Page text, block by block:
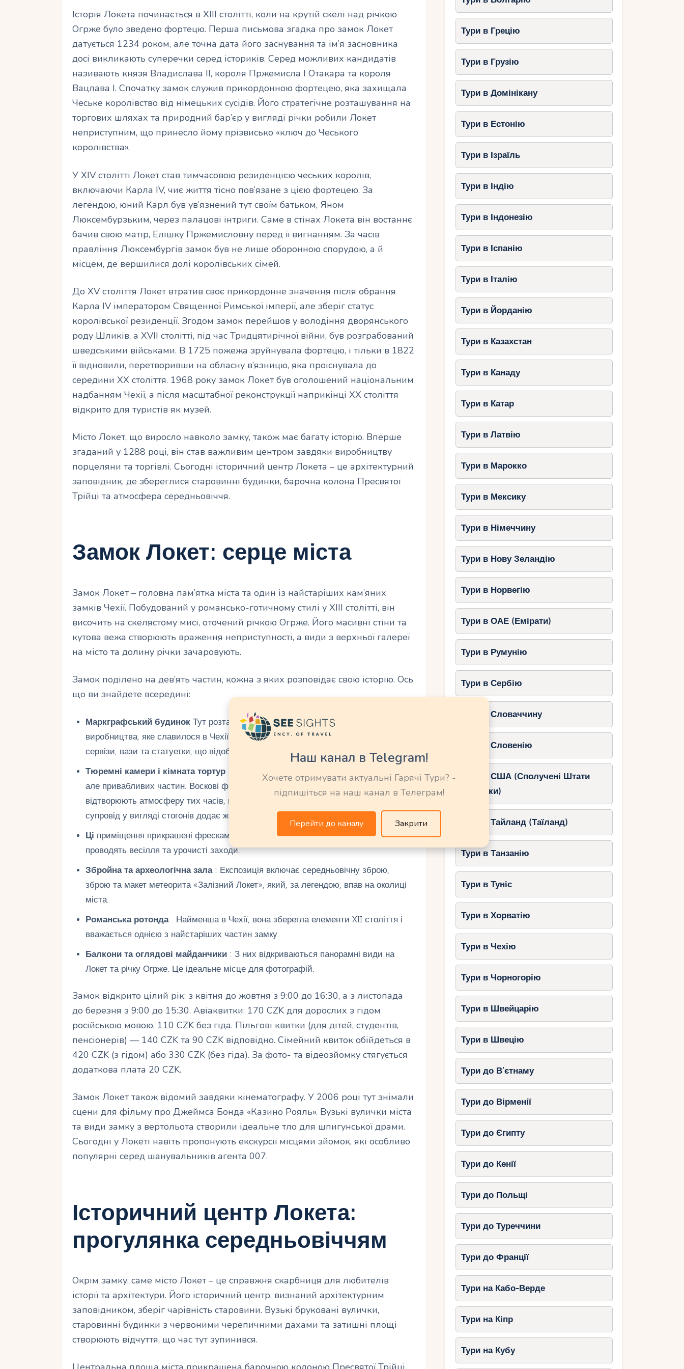
Історія Локета починається в XIII столітті, коли на крутій скелі над річкою
Огрже було зведено фортецю. Перша письмова згадка про замок Локет
датується 1234 роком, але точна дата його заснування та ім’я засновника
досі викликають суперечки серед істориків. Серед можливих кандидатів
називають князя Владислава II, короля Пржемисла I Отакара та короля
Вацлава I. Спочатку замок служив прикордонною фортецею, яка захищала
Чеське королівство від німецьких сусідів. Його стратегічне розташування на
торгових шляхах та природний бар’єр у вигляді річки робили Локет
неприступним, що принесло йому прізвисько «ключ до Чеського
королівства».
У XIV столітті Локет став тимчасовою резиденцією чеських королів,
включаючи Карла IV, чиє життя тісно пов’язане з цією фортецею. За
легендою, юний Карл був ув’язнений тут своїм батьком, Яном
Люксембурзьким, через палацові інтриги. Саме в стінах Локета він востаннє
бачив свою матір, Елішку Пржемисловну перед її вигнанням. За часів
правління Люксембургів замок був не лише оборонною спорудою, а й
місцем, де вершилися долі королівських сімей.
До XV століття Локет втратив своє прикордонне значення після обрання
Карла IV імператором Священної Римської імперії, але зберіг статус
королівської резиденції. Згодом замок перейшов у володіння дворянського
роду Шликів, а XVII столітті, під час Тридцятирічної війни, був розграбований
шведськими військами. В 1725 пожежа зруйнувала фортецю, і тільки в 1822
її відновили, перетворивши на обласну в’язницю, яка проіснувала до
середини XX століття. 1968 року замок Локет був оголошений національним
надбанням Чехії, а після масштабної реконструкції наприкінці XX століття
відкрито для туристів як музей.
Місто Локет, що виросло навколо замку, також має багату історію. Вперше
згаданий у 1288 році, він став важливим центром завдяки виробництву
порцеляни та торгівлі. Сьогодні історичний центр Локета – це архітектурний
заповідник, де збереглися старовинні будинки, барочна колона Пресвятої
Трійці та атмосфера середньовіччя.
Замок Локет: серце міста
Замок Локет – головна пам’ятка міста та один із найстаріших кам’яних
замків Чехії. Побудований у романсько-готичному стилі у XIII столітті, він
височить на скелястому мисі, оточений річкою Огрже. Його масивні стіни та
кутова вежа створюють враження неприступності, а види з верхньої галереї
на місто та долину річки зачаровують.
Замок поділено на дев’ять частин, кожна з яких розповідає свою історію. Ось
що ви знайдете всередині:
Маркграфський будинокТут розташована експозиція порцеляни локетського
виробництва, яке славилося в Чехії з XVIII століття. Колекція включає витончені
сервізи, вази та статуетки, що відображають майстерність місцевих ремісників.
Тюремні камери і кімната тортур: Підземелля замку – одна з найпохмуріших,
але привабливих частин. Воскові фігури та середньовічні знаряддя тортур
відтворюють атмосферу тих часів, коли Локет служив в’язницею. Музичний
супровід у вигляді стогонів додає жахів, але робить відвідування незабутнім.
Ці приміщення прикрашені фресками та меблями XVI століття. Сьогодні тут
проводять весілля та урочисті заходи.
Збройна та археологічна зала: Експозиція включає середньовічну зброю,
зброю та макет метеорита «Залізний Локет», який, за легендою, впав на околиці
міста.
Романська ротонда: Найменша в Чехії, вона зберегла елементи XII століття і
вважається однією з найстаріших частин замку.
Балкони та оглядові майданчики: З них відкриваються панорамні види на
Локет та річку Огрже. Це ідеальне місце для фотографій.
Замок відкрито цілий рік: з квітня до жовтня з 9:00 до 16:30, а з листопада
до березня з 9:00 до 15:30. Авіаквитки: 170 CZK для дорослих з гідом
російською мовою, 110 CZK без гіда. Пільгові квитки (для дітей, студентів,
пенсіонерів) — 140 CZK та 90 CZK відповідно. Сімейний квиток обійдеться в
420 CZK (з гідом) або 330 CZK (без гіда). За фото- та відеозйомку стягується
додаткова плата 20 CZK.
Замок Локет також відомий завдяки кінематографу. У 2006 році тут знімали
сцени для фільму про Джеймса Бонда «Казино Рояль». Вузькі вулички міста
та види замку з вертольота створили ідеальне тло для шпигунської драми.
Сьогодні у Локеті навіть пропонують екскурсії місцями зйомок, які особливо
популярні серед шанувальників агента 007.
Історичний центр Локета:
прогулянка середньовіччям
Окрім замку, саме місто Локет – це справжня скарбниця для любителів
історії та архітектури. Його історичний центр, визнаний архітектурним
заповідником, зберіг чарівність старовини. Вузькі бруковані вулички,
старовинні будинки з червоними черепичними дахами та затишні площі
створюють відчуття, що час тут зупинився.
Тури в Грецію
Тури в Грузію
Тури в Домінікану
Тури в Естонію
Тури в Ізраїль
Тури в Індію
Тури в Індонезію
Тури в Іспанію
Тури в Італію
Тури в Йорданію
Тури в Казахстан
Тури в Канаду
Тури в Катар
Тури в Латвію
Тури в Марокко
Тури в Мексику
Тури в Німеччину
Тури в Нову Зеландію
Тури в Норвегію
Тури в ОАЕ (Емірати)
Тури в Румунію
Тури в Сербію
Тури в Словаччину
Тури в Словенію
Тури в США (Сполучені Штати
Америки)
Тури в Тайланд (Таїланд)
Тури в Танзанію
Тури в Туніс
Тури в Хорватію
Тури в Чехію
Тури в Чорногорію
Тури в Швейцарію
Тури в Швецію
Тури до В’єтнаму
Тури до Вірменії
Тури до Єгипту
Тури до Кенії
Тури до Польщі
Тури до Туреччини
Тури до Франції
Тури на Кабо-Верде
Тури на Кіпр
Тури на Кубу
Наш канал в Telegram!
Хочете отримувати актуальні Гарячі Тури? -
підпишіться на наш канал в Телеграм!
Перейти до каналу Закрити